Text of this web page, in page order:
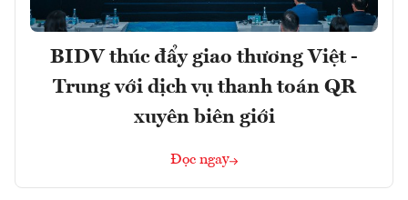
BIDV thúc đẩy giao thương Việt -
Trung với dịch vụ thanh toán QR
xuyên biên giới
Đọc ngay